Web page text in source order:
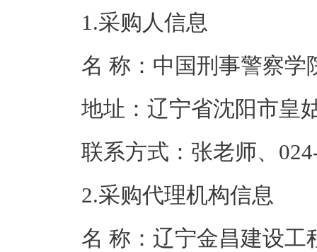
1.采购人信息
名 称：中国刑
地址：辽宁省沈
联系方式：张老
2.采购代理机构信息
名 称：辽宁金昌建设工